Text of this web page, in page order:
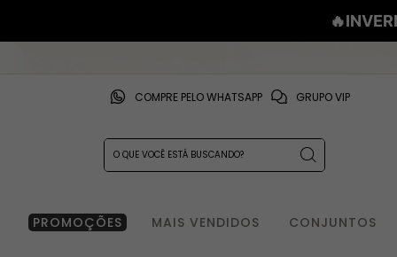
COMPRE PELO WHATSAPP GRUPO VIP
PROMOÇÕES MAIS VENDIDOS CONJUNTOS